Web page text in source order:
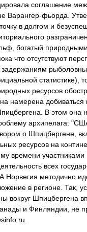
соглашение
Варангер-фьорда.
в долгом и
богатый
что отсутствуют
статистике),
ресурсов
намерена
В этом она
архипелага:
о Шпицбергене,
ресурсов на
участниками
всех
Норвегия методично
в регионе. Так,
вокруг Шпицбергена
и Финляндии, не